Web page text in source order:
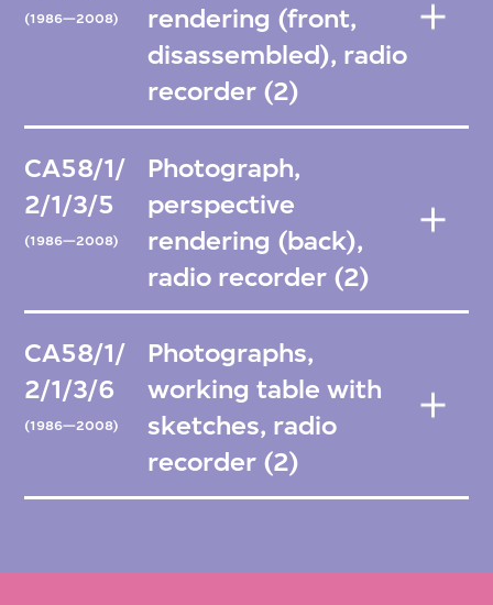
(1986—2008)
rendering (front,
disassembled), radio
recorder (2)
CA58/1/
2/1/3/5
(1986—2008)
Photograph,
perspective
rendering (back),
radio recorder (2)
CA58/1/
2/1/3/6
(1986—2008)
Photographs,
working table with
sketches, radio
recorder (2)